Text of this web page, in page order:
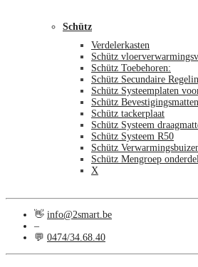
Schütz
Verdelerkasten
Schütz
Schütz Toebehoren:
Schütz Secundaire
Schütz Systeemplaten
Schütz Bevestigingsmatten
Schütz tackerplaat
Schütz Systeem
Schütz Systeem R50
Schütz
Schütz Mengroep
X
👋 info@2smart.be
–
💬 0474/34.68.40